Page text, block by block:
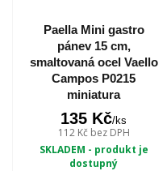
Paella Mini gastro
pánev 15 cm,
smaltovaná ocel Vaello
Campos P0215
miniatura
135 Kč/ks
112 Kč bez DPH
SKLADEM - produkt je
dostupný